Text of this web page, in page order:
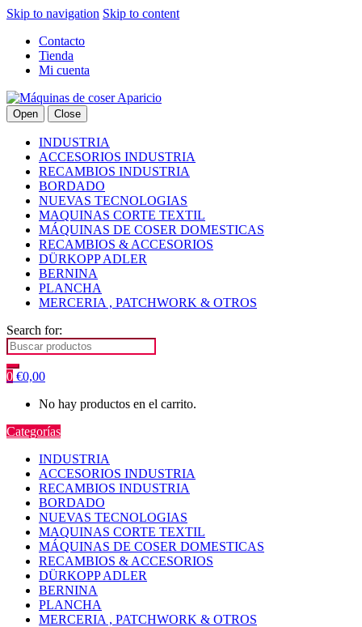
Skip to navigation Skip to content
Contacto
Tienda
Mi cuenta
Open Close
INDUSTRIA
ACCESORIOS INDUSTRIA
RECAMBIOS INDUSTRIA
BORDADO
NUEVAS TECNOLOGIAS
MAQUINAS CORTE TEXTIL
MÁQUINAS DE COSER DOMESTICAS
RECAMBIOS & ACCESORIOS
DÜRKOPP ADLER
BERNINA
PLANCHA
MERCERIA , PATCHWORK & OTROS
Search for:
0 €0,00
No hay productos en el carrito.
Categorías
INDUSTRIA
ACCESORIOS INDUSTRIA
RECAMBIOS INDUSTRIA
BORDADO
NUEVAS TECNOLOGIAS
MAQUINAS CORTE TEXTIL
MÁQUINAS DE COSER DOMESTICAS
RECAMBIOS & ACCESORIOS
DÜRKOPP ADLER
BERNINA
PLANCHA
MERCERIA , PATCHWORK & OTROS